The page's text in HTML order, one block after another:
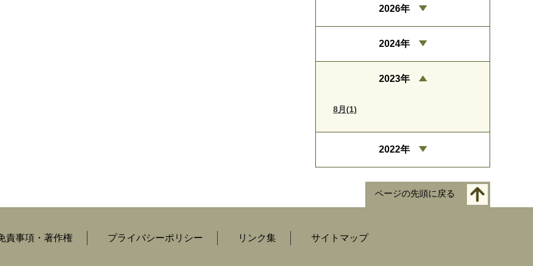
2026年
2024年
2023年
8月(1)
2022年
ページの先頭に戻る
責事項・著作権 プライバシーポリシー リンク集 サイトマップ